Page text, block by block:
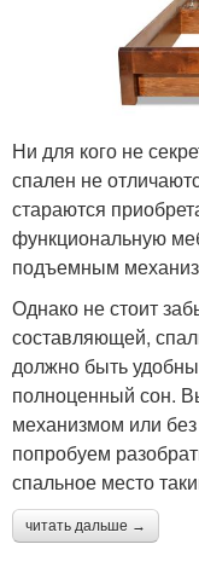
Ни для кого не
спален не
стараются
функциональную
подъемным
Однако не стоит
составляющей,
должно быть
полноценный сон.
механизмом или
попробуем
спальное место
читать дальше →